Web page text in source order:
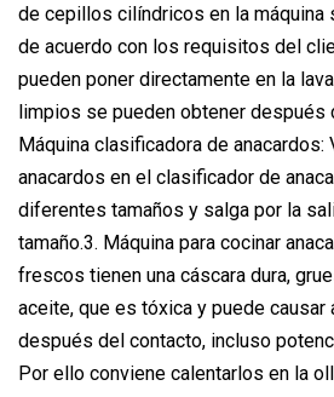
de cepillos cilíndricos en la máquina
de acuerdo con los requisitos del
pueden poner directamente en la
limpios se pueden obtener después
Máquina clasificadora de
anacardos en el clasificador de
diferentes tamaños y salga por la
tamaño.3. Máquina para cocinar
frescos tienen una cáscara dura,
aceite, que es tóxica y puede causar
después del contacto, incluso
Por ello conviene calentarlos en la